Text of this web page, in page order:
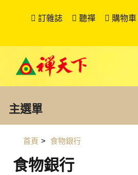
訂雜誌 聽禪 購物車
主選單
首頁 > 食物銀行
食物銀行